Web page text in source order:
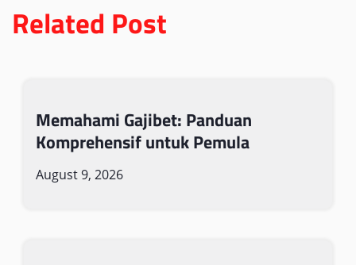
Related Post
Memahami Gajibet: Panduan
Komprehensif untuk Pemula
August 9, 2026